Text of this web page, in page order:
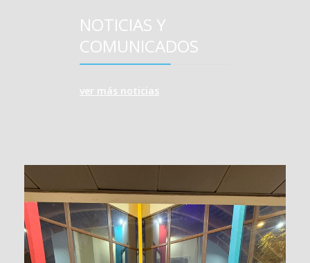
NOTICIAS Y
COMUNICADOS
ver más noticias